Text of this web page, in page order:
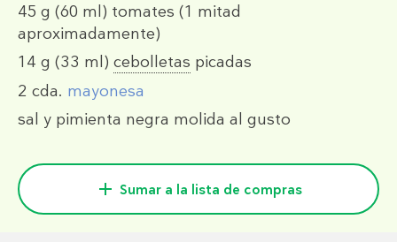
45 g (60 ml) tomates (1 mitad
aproximadamente)
14 g (33 ml) cebolletas picadas
2 cda. mayonesa
sal y pimienta negra molida al gusto
Sumar a la lista de compras